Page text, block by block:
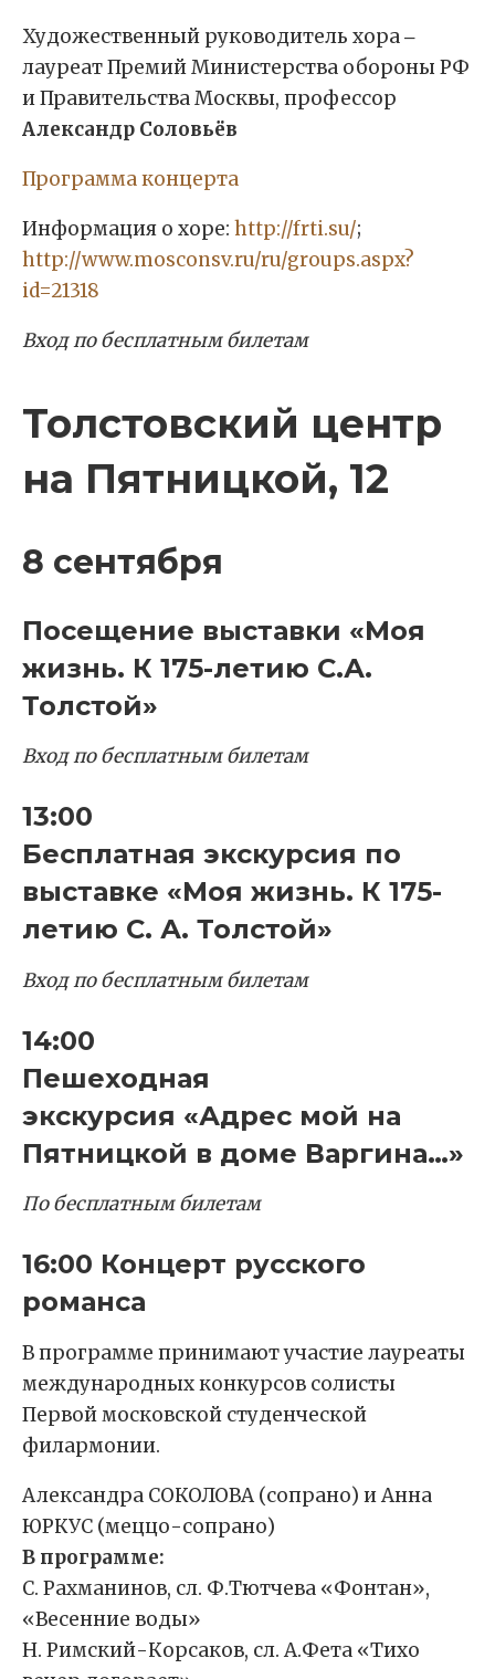
Художественный руководитель хора ‒
лауреат Премий Министерства обороны РФ
и Правительства Москвы, профессор
Александр Соловьёв
Программа концерта
Информация о хоре: http://frti.su/;
http://www.mosconsv.ru/ru/groups.aspx?
id=21318
Вход по бесплатным билетам
Толстовский центр
на Пятницкой, 12
8 сентября
Посещение выставки «Моя
жизнь. К 175-летию С.А.
Толстой»
Вход по бесплатным билетам
13:00
Бесплатная экскурсия по
выставке «Моя жизнь. К 175-
летию С. А. Толстой»
Вход по бесплатным билетам
14:00
Пешеходная
экскурсия «Адрес мой на
Пятницкой в доме Варгина…»
По бесплатным билетам
16:00 Концерт русского
романса
В программе принимают участие лауреаты
международных конкурсов солисты
Первой московской студенческой
филармонии.
Александра СОКОЛОВА (сопрано) и Анна
ЮРКУС (меццо-сопрано)
В программе:
С. Рахманинов, сл. Ф.Тютчева «Фонтан»,
«Весенние воды»
Н. Римский-Корсаков, сл. А.Фета «Тихо